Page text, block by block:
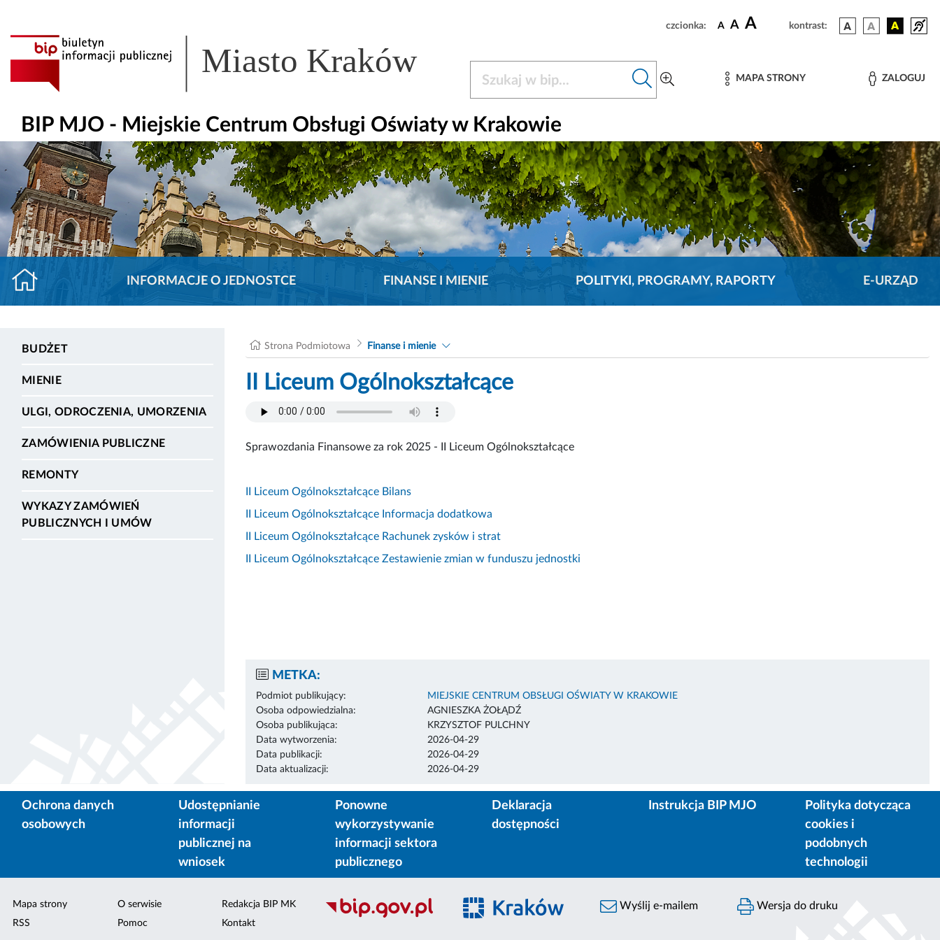
czcionka: A A A kontrast:
Miasto Kraków MAPA STRONY ZALOGUJ
BIP MJO - Miejskie Centrum Obsługi Oświaty w Krakowie
INFORMACJE O JEDNOSTCE FINANSE I MIENIE POLITYKI, PROGRAMY, RAPORTY E-URZĄD
BUDŻET
MIENIE
ULGI, ODROCZENIA, UMORZENIA
ZAMÓWIENIA PUBLICZNE
REMONTY
WYKAZY ZAMÓWIEŃ
PUBLICZNYCH I UMÓW
Strona Podmiotowa Finanse i mienie
II Liceum Ogólnokształcące
Sprawozdania Finansowe za rok 2025 - II Liceum Ogólnokształcące
II Liceum Ogólnokształcące Bilans
II Liceum Ogólnokształcące Informacja dodatkowa
II Liceum Ogólnokształcące Rachunek zysków i strat
II Liceum Ogólnokształcące Zestawienie zmian w funduszu jednostki
METKA:
Podmiot publikujący:
MIEJSKIE CENTRUM OBSŁUGI OŚWIATY W KRAKOWIE
Osoba odpowiedzialna:
AGNIESZKA ŻOŁĄDŹ
Osoba publikująca:
KRZYSZTOF PULCHNY
Data wytworzenia:
2026-04-29
Data publikacji:
2026-04-29
Data aktualizacji:
2026-04-29
Ochrona danych
osobowych
Udostępnianie
informacji
publicznej na
wniosek
Ponowne
wykorzystywanie
informacji sektora
publicznego
Deklaracja
dostępności
Instrukcja BIP MJO
Polityka dotycząca
cookies i
podobnych
technologii
Mapa strony
RSS
O serwisie
Pomoc
Redakcja BIP MK
Kontakt
Wyślij e-mailem Wersja do druku